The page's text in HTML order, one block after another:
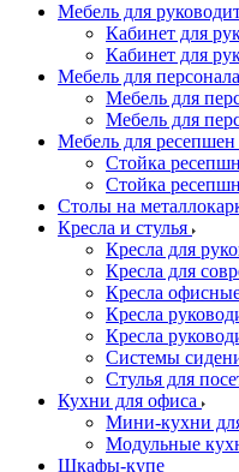
Мебель для
Кабинет для
Кабинет для
Мебель для персонала
Мебель для
Мебель для
Мебель для ресепшен
Стойка
Стойка
Столы на
Кресла и стулья
Кресла для
Кресла для
Кресла
Кресла
Кресла
Системы
Стулья для
Кухни для офиса
Мини-кухни
Модульные
Шкафы-купе